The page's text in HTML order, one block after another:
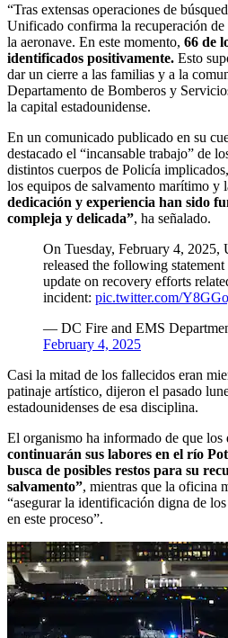
“Tras extensas operaciones de
Unificado confirma la recuperación
la aeronave. En este momento, 66 de
identificados positivamente. Esto
dar un cierre a las familias y a la
Departamento de Bomberos y
la capital estadounidense.
En un comunicado publicado en su
destacado el “incansable trabajo” de
distintos cuerpos de Policía
los equipos de salvamento marítimo y
dedicación y experiencia han sido
compleja y delicada”, ha señalado.
On Tuesday, February 4, 2025,
released the following
update on recovery efforts
incident: pic.twitter.com/
— DC Fire and EMS
February 4, 2025
Casi la mitad de los fallecidos eran
patinaje artístico, dijeron el pasado
estadounidenses de esa disciplina.
El organismo ha informado de que los
continuarán sus labores en el río
busca de posibles restos para su
salvamento”, mientras que la oficina
“asegurar la identificación digna de
en este proceso”.